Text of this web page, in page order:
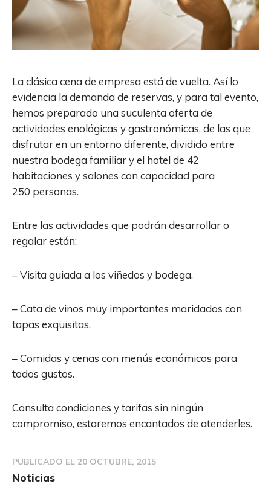
La clásica cena de empresa está de vuelta. Así lo
evidencia la demanda de reservas, y para tal evento,
hemos preparado una suculenta oferta de
actividades enológicas y gastronómicas, de las que
disfrutar en un entorno diferente, dividido entre
nuestra bodega familiar y el hotel de 42
habitaciones y salones con capacidad para
250 personas.
Entre las actividades que podrán desarrollar o
regalar están:
– Visita guiada a los viñedos y bodega.
– Cata de vinos muy importantes maridados con
tapas exquisitas.
– Comidas y cenas con menús económicos para
todos gustos.
Consulta condiciones y tarifas sin ningún
compromiso, estaremos encantados de atenderles.
PUBLICADO EL 20 OCTUBRE, 2015
Noticias